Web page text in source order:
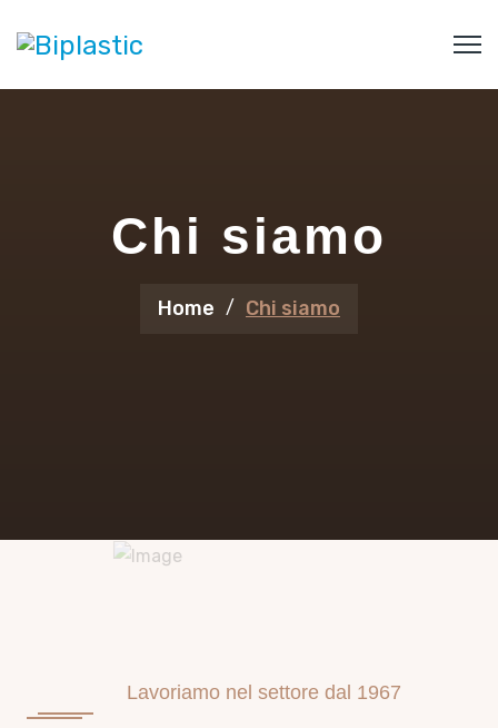
Chi siamo
Home Chi siamo
Lavoriamo nel settore dal 1967